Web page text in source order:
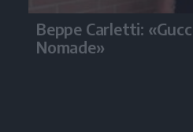
Beppe Carletti:
Nomade»